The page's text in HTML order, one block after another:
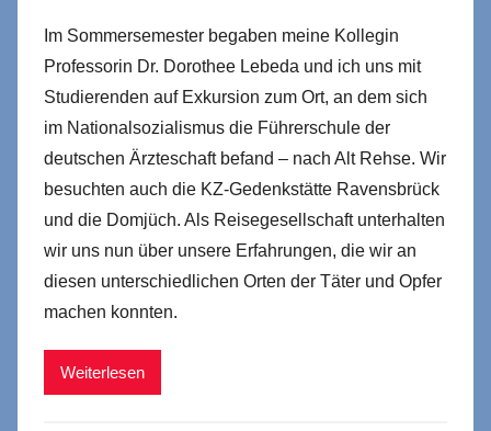
Im Sommersemester begaben meine Kollegin
Professorin Dr. Dorothee Lebeda und ich uns mit
Studierenden auf Exkursion zum Ort, an dem sich
im Nationalsozialismus die Führerschule der
deutschen Ärzteschaft befand – nach Alt Rehse. Wir
besuchten auch die KZ-Gedenkstätte Ravensbrück
und die Domjüch. Als Reisegesellschaft unterhalten
wir uns nun über unsere Erfahrungen, die wir an
diesen unterschiedlichen Orten der Täter und Opfer
machen konnten.
Weiterlesen